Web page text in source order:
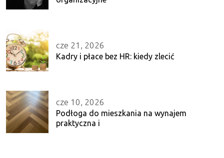
cze 21, 2026
Kadry i płace bez HR: kiedy zlecić
cze 10, 2026
Podłoga do mieszkania na wynajem
praktyczna i